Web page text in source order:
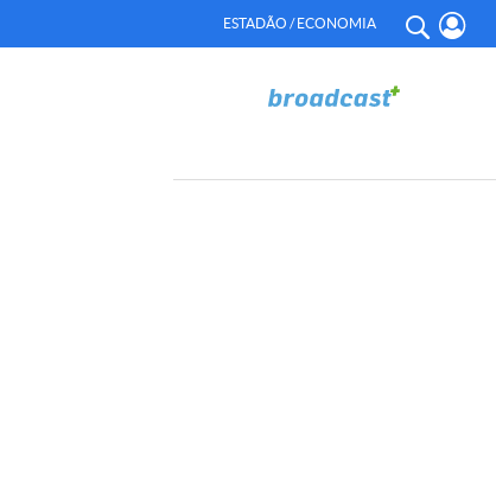
ESTADÃO / ECONOMIA